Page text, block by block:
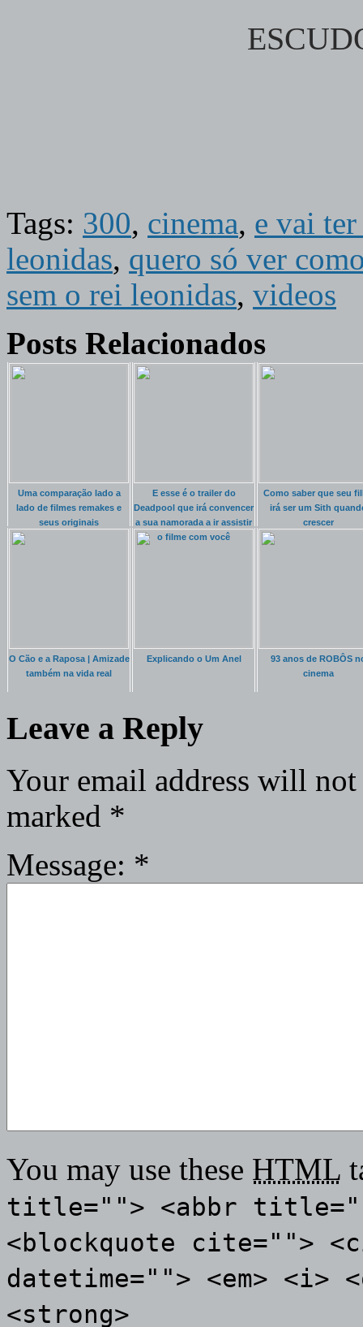
Tags: 300, cinema, e vai
leonidas, quero só ver
sem o rei leonidas, videos
Posts Relacionados
Uma comparação lado a
lado de filmes remakes e
seus originais
E esse é o trailer do
Deadpool que irá convencer
a sua namorada a ir assistir
o filme com você
Como saber que seu
irá ser um Sith
crescer
O Cão e a Raposa | Amizade
também na vida real
Explicando o Um Anel
93 anos de ROBÔS
cinema
Leave a Reply
Your email address will
marked *
Message: *
You may use these HTML
title=""> <abbr
<blockquote cite="">
datetime=""> <em> <i>
<strong>